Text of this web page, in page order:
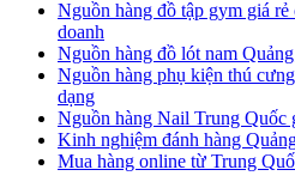
Nguồn hàng đồ tập gym giá
doanh
Nguồn hàng đồ lót nam
Nguồn hàng phụ kiện thú
dạng
Nguồn hàng Nail Trung Quốc
Kinh nghiệm đánh hàng
Mua hàng online từ Trung